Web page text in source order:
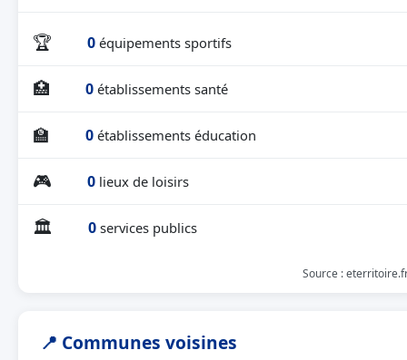
🏆 0 équipements sportifs
🏥 0 établissements santé
🏫 0 établissements éducation
🎮 0 lieux de loisirs
🏛 0 services publics
Source :
📍 Communes voisines